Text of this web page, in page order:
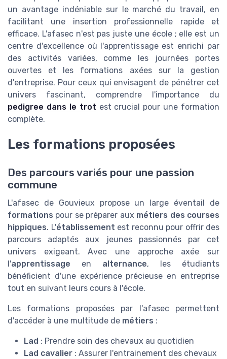
un avantage indéniable sur le marché du travail, en
facilitant une insertion professionnelle rapide et
efficace. L'afasec n'est pas juste une école ; elle est un
centre d'excellence où l'apprentissage est enrichi par
des activités variées, comme les journées portes
ouvertes et les formations axées sur la gestion
d'entreprise. Pour ceux qui envisagent de pénétrer cet
univers fascinant, comprendre l'importance du
pedigree dans le trot est crucial pour une formation
complète.
Les formations proposées
Des parcours variés pour une passion
commune
L'afasec de Gouvieux propose un large éventail de
formations pour se préparer aux métiers des courses
hippiques. L'établissement est reconnu pour offrir des
parcours adaptés aux jeunes passionnés par cet
univers exigeant. Avec une approche axée sur
l'apprentissage en alternance, les étudiants
bénéficient d'une expérience précieuse en entreprise
tout en suivant leurs cours à l'école.
Les formations proposées par l'afasec permettent
d'accéder à une multitude de métiers :
Lad : Prendre soin des chevaux au quotidien
Lad cavalier : Assurer l'entrainement des chevaux